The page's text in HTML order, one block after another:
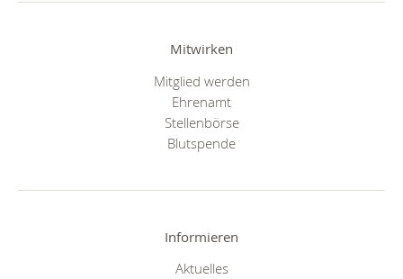
Mitwirken
Mitglied werden
Ehrenamt
Stellenbörse
Blutspende
Informieren
Aktuelles